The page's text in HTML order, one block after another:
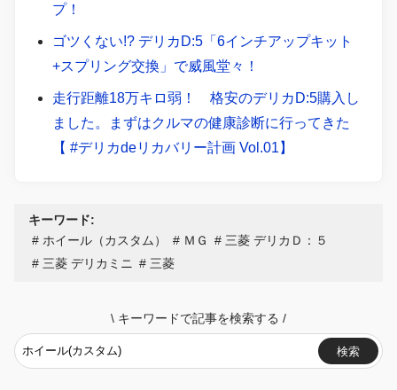
プ！
ゴツくない!? デリカD:5「6インチアップキット
+スプリング交換」で威風堂々！
走行距離18万キロ弱！ 格安のデリカD:5購入し
ました。まずはクルマの健康診断に行ってきた
【 #デリカdeリカバリー計画 Vol.01】
キーワード:
ホイール（カスタム）
ＭＧ
三菱 デリカＤ：５
三菱 デリカミニ
三菱
\ キーワードで記事を検索する /
検索